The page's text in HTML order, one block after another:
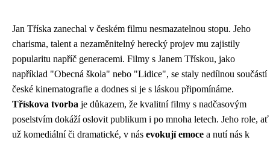
Jan Tříska zanechal v českém filmu nesmazatelnou stopu. Jeho
charisma, talent a nezaměnitelný herecký projev mu zajistily
popularitu napříč generacemi. Filmy s Janem Třískou, jako
například "Obecná škola" nebo "Lidice", se staly nedílnou součástí
české kinematografie a dodnes si je s láskou připomínáme.
Třískova tvorba je důkazem, že kvalitní filmy s nadčasovým
poselstvím dokáží oslovit publikum i po mnoha letech. Jeho role, ať
už komediální či dramatické, v nás evokují emoce a nutí nás k